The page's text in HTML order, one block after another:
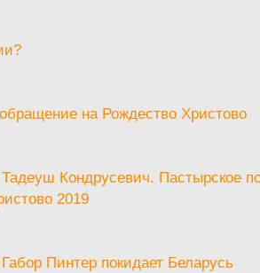
на Рождество Христово
Кондрусевич. Пастырское
2019
Пинтер покидает Беларусь